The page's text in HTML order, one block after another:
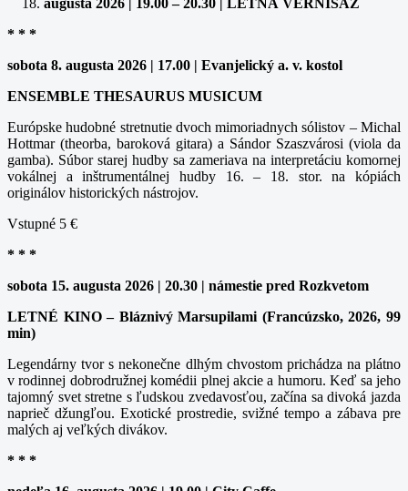
* * *
sobota 8. augusta 2026 | 17.00 | Evanjelický a. v. kostol
ENSEMBLE THESAURUS MUSICUM
Európske hudobné stretnutie dvoch mimoriadnych sólistov – Michal
Hottmar (theorba, baroková gitara) a Sándor Szaszvárosi (viola da
gamba). Súbor starej hudby sa zameriava na interpretáciu komornej
vokálnej a inštrumentálnej hudby 16. – 18. stor. na kópiách
originálov historických nástrojov.
Vstupné 5 €
* * *
sobota 15. augusta 2026 | 20.30 | námestie pred Rozkvetom
LETNÉ KINO – Bláznivý Marsupilami (Francúzsko, 2026, 99
min)
Legendárny tvor s nekonečne dlhým chvostom prichádza na plátno
v rodinnej dobrodružnej komédii plnej akcie a humoru. Keď sa jeho
tajomný svet stretne s ľudskou zvedavosťou, začína sa divoká jazda
naprieč džungľou. Exotické prostredie, svižné tempo a zábava pre
malých aj veľkých divákov.
* * *